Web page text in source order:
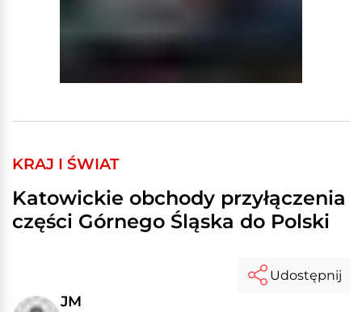
KRAJ I ŚWIAT
Katowickie obchody przyłączenia
części Górnego Śląska do Polski
JM
Udostępnij